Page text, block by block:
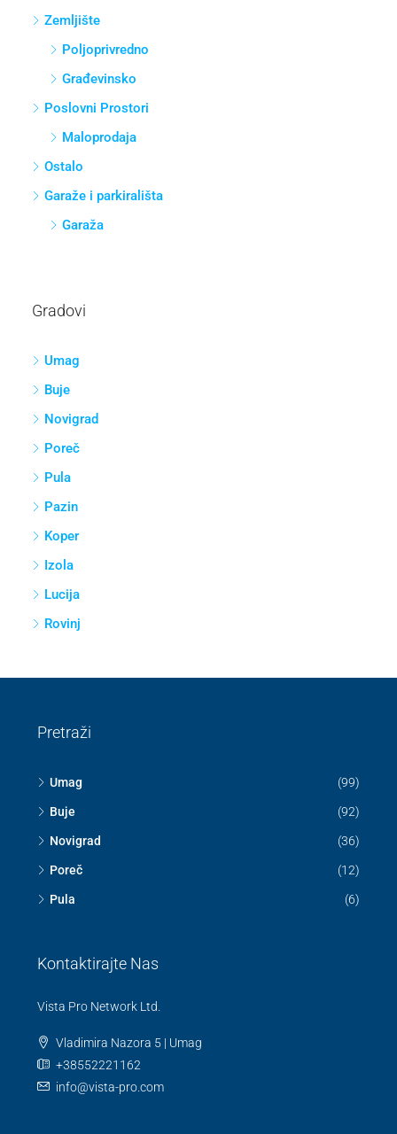
Zemljište
Poljoprivredno
Građevinsko
Poslovni Prostori
Maloprodaja
Ostalo
Garaže i parkirališta
Garaža
Gradovi
Umag
Buje
Novigrad
Poreč
Pula
Pazin
Koper
Izola
Lucija
Rovinj
Pretraži
Umag (99)
Buje (92)
Novigrad (36)
Poreč (12)
Pula (6)
Kontaktirajte Nas
Vista Pro Network Ltd.
Vladimira Nazora 5 | Umag
+38552221162
info@vista-pro.com